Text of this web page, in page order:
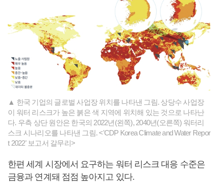
▲ 한국 기업의 글로벌 사업장 위치를 나타낸 그림. 상당수 사업장
이 워터 리스크가 높은 붉은 색 지역에 위치해 있는 것으로 나타난
다. 우측 상단 원안은 한국의 2022년(왼쪽), 2040년(오른쪽) 워터리
스크 시나리오를 나타낸 그림. <'CDP Korea Climate and Water Repor
t 2022' 보고서 갈무리>
한편 세계 시장에서 요구하는 워터 리스크 대응 수준은
금융과 연계돼 점점 높아지고 있다.